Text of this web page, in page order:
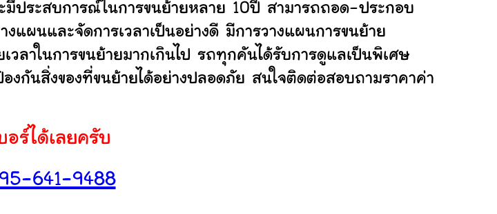
มีประสบการณ์ในการขนย้ายหลาย 10ปี สามารถถอด-ประกอบ
งแผนและจัดการเวลาเป็นอย่างดี มีการวางแผนการขนย้าย
เวลาในการขนย้ายมากเกินไป รถทุกคันได้รับการดูแลเป็นพิเศษ
กันสิ่งของที่ขนย้ายได้อย่างปลอดภัย สนใจติดต่อสอบถามราคาค่า
อร์ได้เลยครับ
641-9488